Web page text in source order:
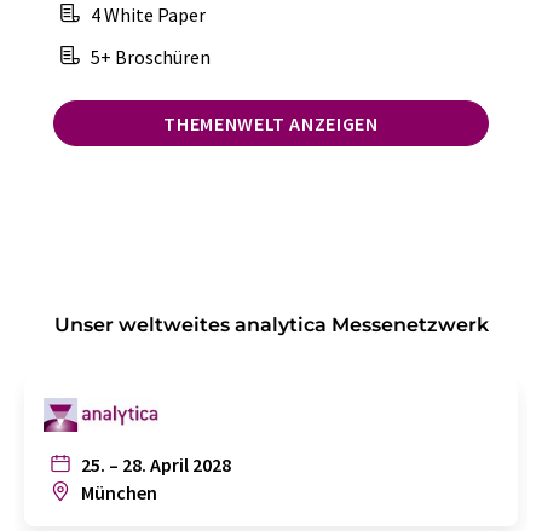
4 White Paper
5+ Broschüren
THEMENWELT ANZEIGEN
Unser weltweites analytica Messenetzwerk
25. – 28. April 2028
München